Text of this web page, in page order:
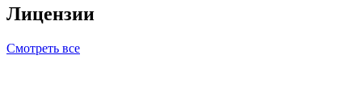
Лицензии
Смотреть все